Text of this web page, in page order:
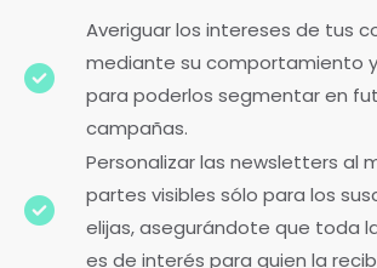
Averiguar los intereses de tus
mediante su comportamiento
para poderlos segmentar en
campañas.
Personalizar las newsletters al
partes visibles sólo para los
elijas, asegurándote que toda
es de interés para quien la